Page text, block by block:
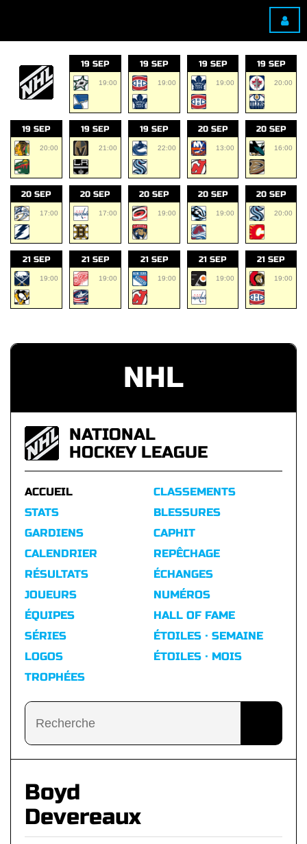
19 SEP
19:00
19 SEP
19:00
19 SEP
19:00
19 SEP
20:00
19 SEP
20:00
19 SEP
21:00
19 SEP
22:00
20 SEP
13:00
20 SEP
16:00
20 SEP
17:00
20 SEP
17:00
20 SEP
19:00
20 SEP
19:00
20 SEP
20:00
21 SEP
19:00
21 SEP
19:00
21 SEP
19:00
21 SEP
19:00
21 SEP
19:00
NHL
NATIONAL
HOCKEY LEAGUE
ACCUEIL
STATS
GARDIENS
CALENDRIER
RÉSULTATS
CLASSEMENTS
BLESSURES
CAPHIT
REPÊCHAGE
ÉCHANGES
JOUEURS
ÉQUIPES
SÉRIES
LOGOS
TROPHÉES
NUMÉROS
HALL OF FAME
ÉTOILES · SEMAINE
ÉTOILES · MOIS
Boyd
Devereaux